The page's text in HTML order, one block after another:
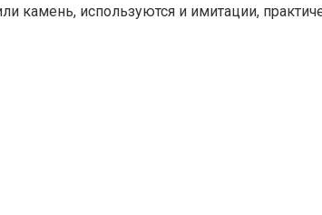
камень, используются и имитации,